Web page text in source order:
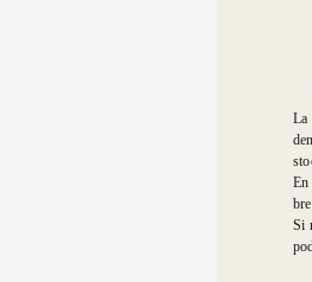
La
En
Si